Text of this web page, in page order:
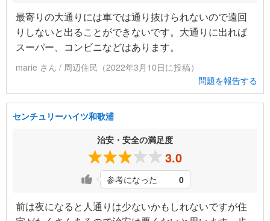
最寄りの大通りには車では通り抜けられないので遠回
りしないと出ることができないです。大通りに出れば
スーパー、コンビニなどはあります。
marie さん / 周辺住民（2022年3月10日に投稿）
問題を報告する
センチュリーハイツ和歌浦
治安・安全の満足度
3.0
参考になった 0
前は夜になると人通りは少ないかもしれないですが住